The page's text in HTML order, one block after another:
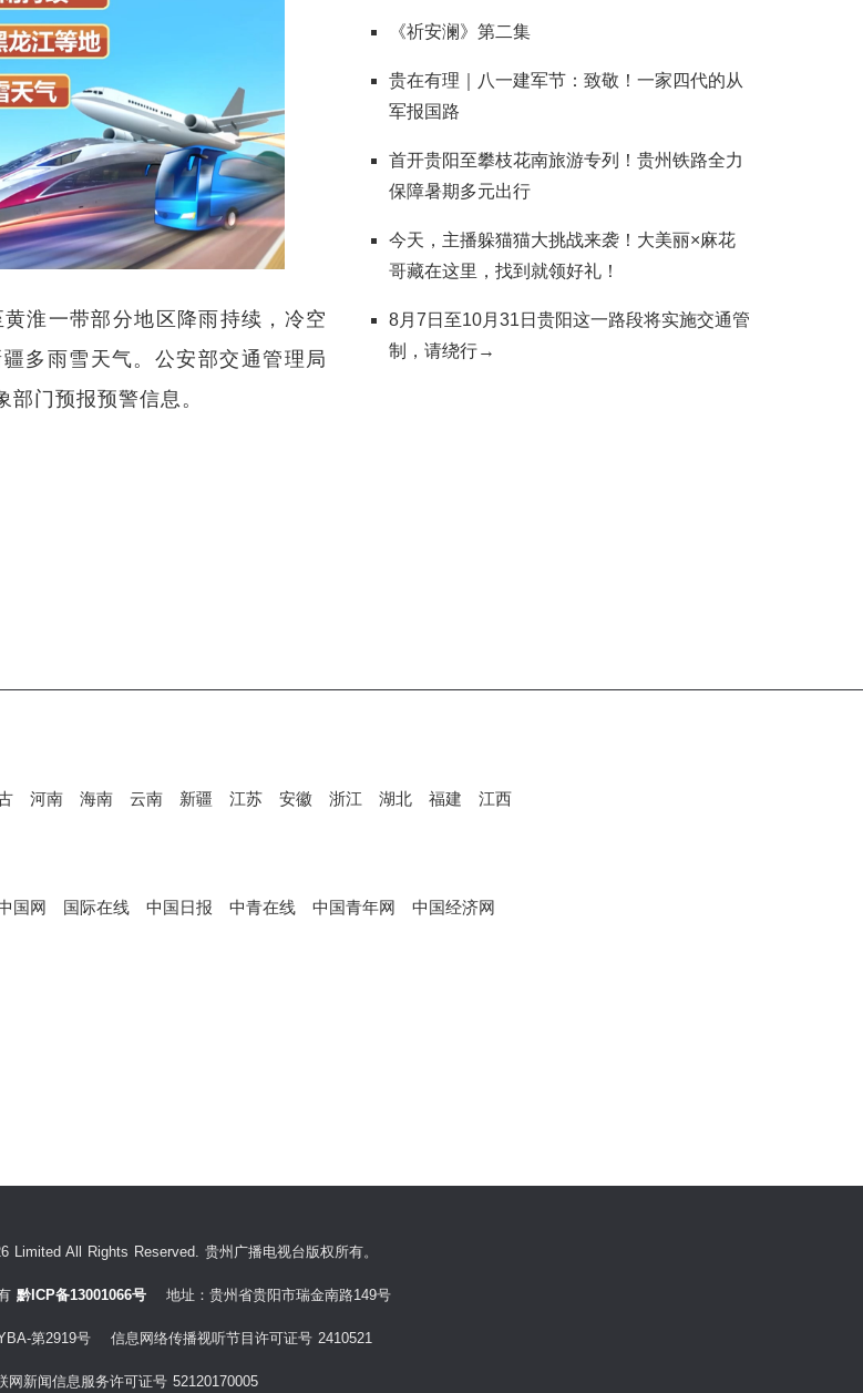
淮一带部分地区降雨持续，冷空
多雨雪天气。公安部交通管理局
门预报预警信息。
《祈安澜》第二集
贵在有理｜八一建军节：致敬！一家四代的从
军报国路
首开贵阳至攀枝花南旅游专列！贵州铁路全力
保障暑期多元出行
今天，主播躲猫猫大挑战来袭！大美丽×麻花
哥藏在这里，找到就领好礼！
8月7日至10月31日贵阳这一路段将实施交通管
制，请绕行→
河南 海南 云南 新疆 江苏 安徽 浙江 湖北 福建 江西
国网 国际在线 中国日报 中青在线 中国青年网 中国经济网
Limited All Rights Reserved. 贵州广播电视台版权所有。
黔ICP备13001066号地址：贵州省贵阳市瑞金南路149号
第2919号 信息网络传播视听节目许可证号 2410521
网新闻信息服务许可证号 52120170005